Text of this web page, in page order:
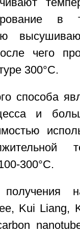
чего
300°С.
способа
и
300°С.
Kui Liang,